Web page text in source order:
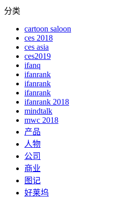
分类
cartoon saloon
ces 2018
ces asia
ces2019
ifanq
ifanrank
ifanrank
ifanrank
ifanrank 2018
mindtalk
mwc 2018
产品
人物
公司
商业
图记
好莱坞